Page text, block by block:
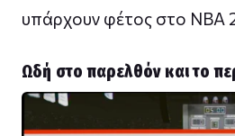
υπάρχουν φέτος στο NBA
Ωδή στο παρελθόν και το